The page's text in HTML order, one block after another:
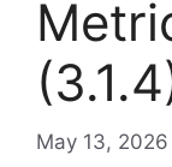
May 13, 2026